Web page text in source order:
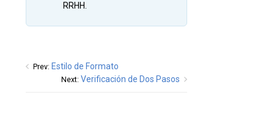
RRHH.
Prev: Estilo de Formato
Next: Verificación de Dos Pasos